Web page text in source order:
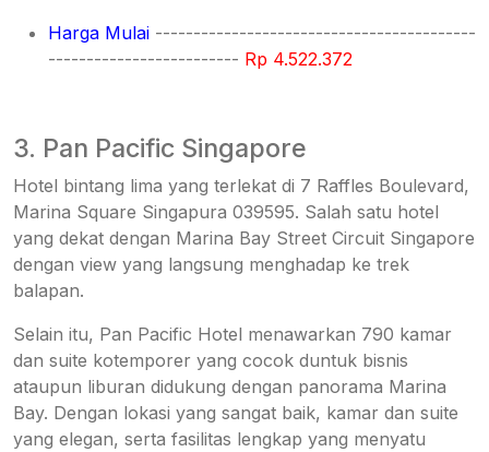
Harga Mulai ------------------------------------------
------------------------- Rp 4.522.372
3. Pan Pacific Singapore
Hotel bintang lima yang terlekat di 7 Raffles Boulevard,
Marina Square Singapura 039595. Salah satu hotel
yang dekat dengan Marina Bay Street Circuit Singapore
dengan view yang langsung menghadap ke trek
balapan.
Selain itu, Pan Pacific Hotel menawarkan 790 kamar
dan suite kotemporer yang cocok duntuk bisnis
ataupun liburan didukung dengan panorama Marina
Bay. Dengan lokasi yang sangat baik, kamar dan suite
yang elegan, serta fasilitas lengkap yang menyatu